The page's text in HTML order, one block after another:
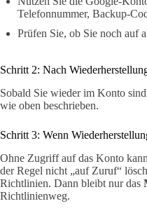
Telefonnummer, Backup-
Prüfen Sie, ob Sie noch auf
Schritt 2: Nach
Sobald Sie wieder im Konto
wie oben beschrieben.
Schritt 3: Wenn
Ohne Zugriff auf das Konto
der Regel nicht „auf Zuruf“
Richtlinien. Dann bleibt nur das
Richtlinienweg.